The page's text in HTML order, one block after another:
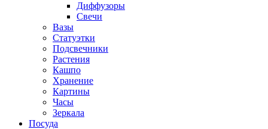
Диффузоры
Свечи
Вазы
Статуэтки
Подсвечники
Растения
Кашпо
Хранение
Картины
Часы
Зеркала
Посуда